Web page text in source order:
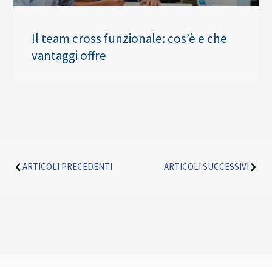
Il team cross funzionale: cos’è e che
vantaggi offre
ARTICOLI PRECEDENTI
ARTICOLI SUCCESSIVI